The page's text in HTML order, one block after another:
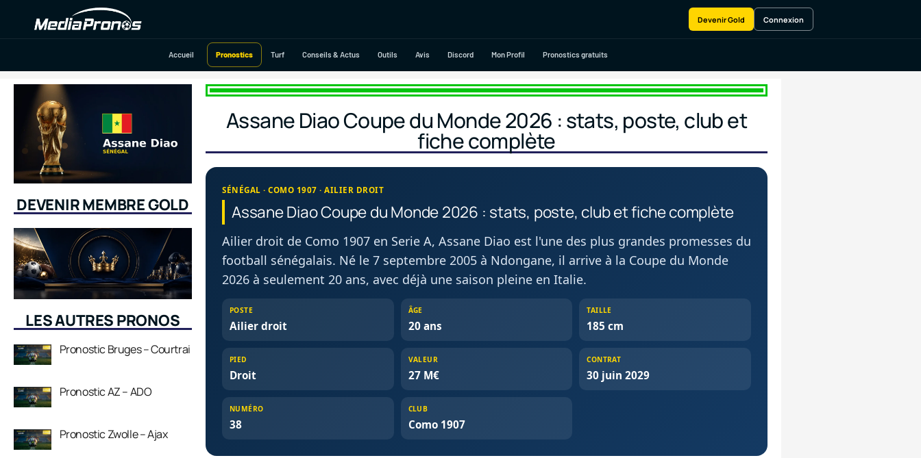
Devenir Gold Connexion
Accueil Pronostics Turf Conseils & Actus Outils Avis Discord Mon Profil Pronostics gratuits
DEVENIR MEMBRE GOLD
LES AUTRES PRONOS
Pronostic Bruges – Courtrai
Pronostic AZ – ADO
Pronostic Zwolle – Ajax
Assane Diao Coupe du Monde 2026 : stats, poste, club et
fiche complète
SÉNÉGAL · COMO 1907 · AILIER DROIT
Assane Diao Coupe du Monde 2026 : stats, poste, club et fiche complète
Ailier droit de Como 1907 en Serie A, Assane Diao est l'une des plus grandes promesses du
football sénégalais. Né le 7 septembre 2005 à Ndongane, il arrive à la Coupe du Monde
2026 à seulement 20 ans, avec déjà une saison pleine en Italie.
POSTE
Ailier droit
ÂGE
20 ans
TAILLE
185 cm
PIED
Droit
VALEUR
27 M€
CONTRAT
30 juin 2029
NUMÉRO
38
CLUB
Como 1907